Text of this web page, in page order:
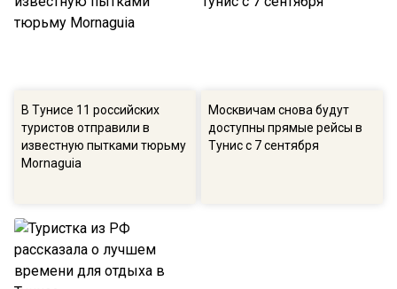
В Тунисе 11 российских
туристов отправили в
известную пытками тюрьму
Mornaguia
Москвичам снова будут
доступны прямые рейсы в
Тунис с 7 сентября